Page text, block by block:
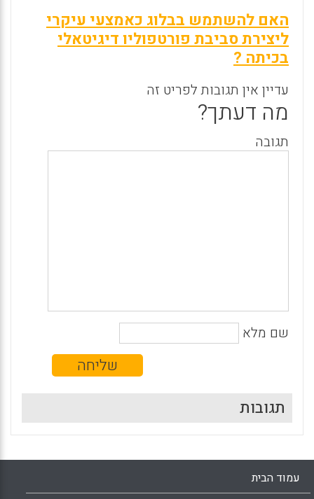
האם להשתמש בבלוג כאמצעי עיקרי
ליצירת סביבת פורטפוליו דיגיטאלי
בכיתה ?
עדיין אין תגובות לפריט זה
מה דעתך?
תגובה
שם מלא
תגובות
עמוד הבית